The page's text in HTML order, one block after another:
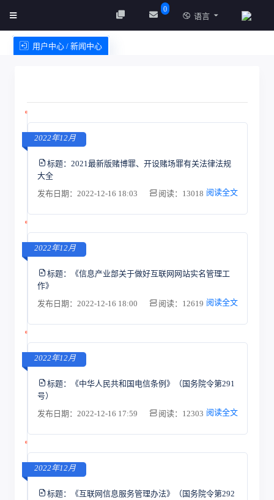
0
语言
用户中心 / 新闻中心
2022年12月
标题： 2021最新版赌博罪、开设赌场罪有关法律法规
大全
发布日期：2022-12-16 18:03
阅读：13018 阅读全文
2022年12月
标题：
《信息产业部关于做好互联网网站实名管理工
作》
发布日期：2022-12-16 18:00
阅读：12619 阅读全文
2022年12月
标题：
《中华人民共和国电信条例》（国务院令第291
号）
发布日期：2022-12-16 17:59
阅读：12303 阅读全文
2022年12月
标题：
《互联网信息服务管理办法》（国务院令第292